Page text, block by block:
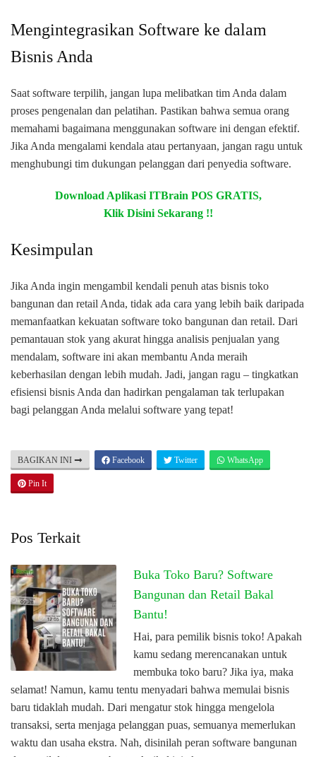
Mengintegrasikan Software ke dalam
Bisnis Anda
Saat software terpilih, jangan lupa melibatkan tim Anda dalam
proses pengenalan dan pelatihan. Pastikan bahwa semua orang
memahami bagaimana menggunakan software ini dengan efektif.
Jika Anda mengalami kendala atau pertanyaan, jangan ragu untuk
menghubungi tim dukungan pelanggan dari penyedia software.
Download Aplikasi ITBrain POS GRATIS,
Klik Disini Sekarang !!
Kesimpulan
Jika Anda ingin mengambil kendali penuh atas bisnis toko
bangunan dan retail Anda, tidak ada cara yang lebih baik daripada
memanfaatkan kekuatan software toko bangunan dan retail. Dari
pemantauan stok yang akurat hingga analisis penjualan yang
mendalam, software ini akan membantu Anda meraih
keberhasilan dengan lebih mudah. Jadi, jangan ragu – tingkatkan
efisiensi bisnis Anda dan hadirkan pengalaman tak terlupakan
bagi pelanggan Anda melalui software yang tepat!
BAGIKAN INI Facebook Twitter WhatsApp
Pin It
Pos Terkait
Buka Toko Baru? Software
Bangunan dan Retail Bakal
Bantu!
Hai, para pemilik bisnis toko! Apakah
kamu sedang merencanakan untuk
membuka toko baru? Jika iya, maka
selamat! Namun, kamu tentu menyadari bahwa memulai bisnis
baru tidaklah mudah. Dari mengatur stok hingga mengelola
transaksi, serta menjaga pelanggan puas, semuanya memerlukan
waktu dan usaha ekstra. Nah, disinilah peran software bangunan